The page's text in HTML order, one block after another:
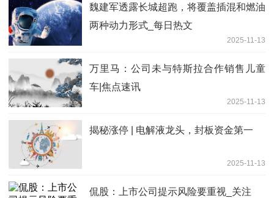
魏建军透露长城超跑，将覆盖插混和燃油
两种动力形式_每日热文
2025-11-13
万里马：公司未与特斯拉合作销售儿童
车|焦点速讯
2025-11-13
揭秘涨停 | 电解液龙头，封板资金第一
2025-11-13
侃股：上市公司提示风险要重视_关注